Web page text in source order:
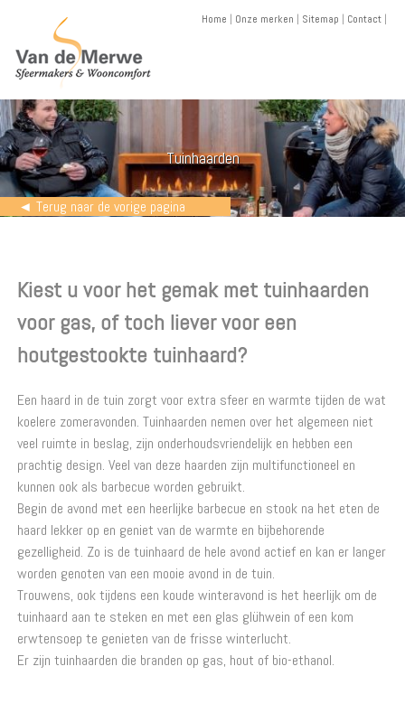
content
Home | Onze merken | Sitemap | Contact |
Tuinhaarden
◄ Terug naar de vorige pagina
Kiest u voor het gemak met tuinhaarden
voor gas, of toch liever voor een
houtgestookte tuinhaard?
Een haard in de tuin zorgt voor extra sfeer en warmte tijden de wat
koelere zomeravonden. Tuinhaarden nemen over het algemeen niet
veel ruimte in beslag, zijn onderhoudsvriendelijk en hebben een
prachtig design. Veel van deze haarden zijn multifunctioneel en
kunnen ook als barbecue worden gebruikt.
Begin de avond met een heerlijke barbecue en stook na het eten de
haard lekker op en geniet van de warmte en bijbehorende
gezelligheid. Zo is de tuinhaard de hele avond actief en kan er langer
worden genoten van een mooie avond in de tuin.
Trouwens, ook tijdens een koude winteravond is het heerlijk om de
tuinhaard aan te steken en met een glas glühwein of een kom
erwtensoep te genieten van de frisse winterlucht.
Er zijn tuinhaarden die branden op gas, hout of bio-ethanol.